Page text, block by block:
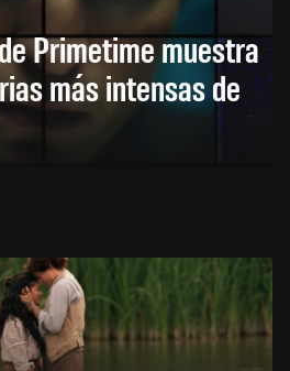
Primetime muestra
más intensas de